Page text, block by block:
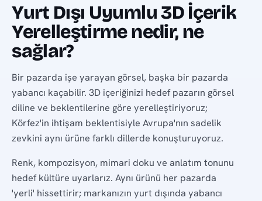
Yurt Dışı Uyumlu 3D İçerik
Yerelleştirme nedir, ne
sağlar?
Bir pazarda işe yarayan görsel, başka bir pazarda
yabancı kaçabilir. 3D içeriğinizi hedef pazarın görsel
diline ve beklentilerine göre yerelleştiriyoruz;
Körfez'in ihtişam beklentisiyle Avrupa'nın sadelik
zevkini aynı ürüne farklı dillerde konuşturuyoruz.
Renk, kompozisyon, mimari doku ve anlatım tonunu
hedef kültüre uyarlarız. Aynı ürünü her pazarda
'yerli' hissettirir; markanızın yurt dışında yabancı